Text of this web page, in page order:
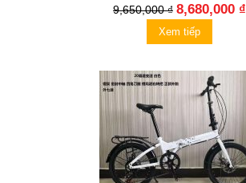
9,650,000 ₫ 8,680,000 ₫
Xem tiếp